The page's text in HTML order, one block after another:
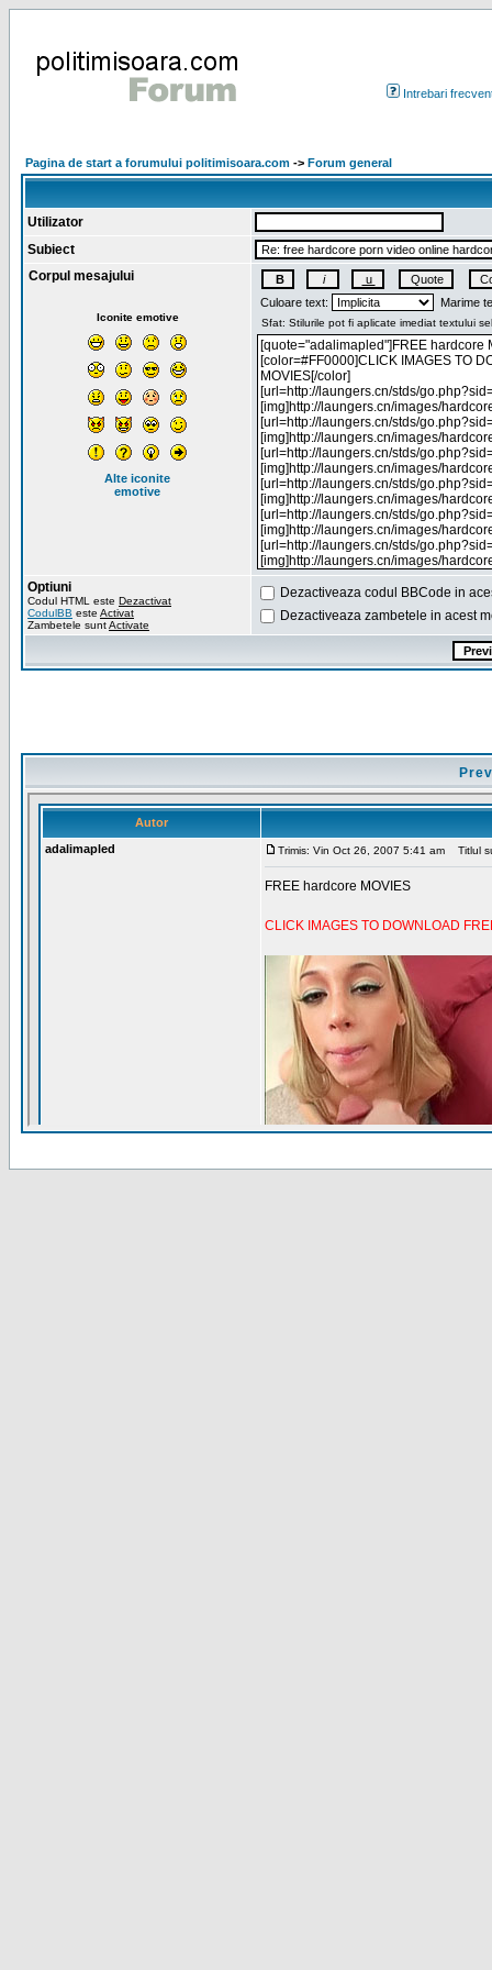
Intrebari
Pagina de start a forumului politimisoara.com -> Forum general
Utilizator
Subiect
Corpul mesajului
Iconite emotive
Alte iconite
emotive
Culoare text: Marime
Optiuni
Codul HTML este Dezactivat
CodulBB este Activat
Zambetele suntActivate
Dezactiveaza codul BBCode in
Dezactiveaza zambetele in acest